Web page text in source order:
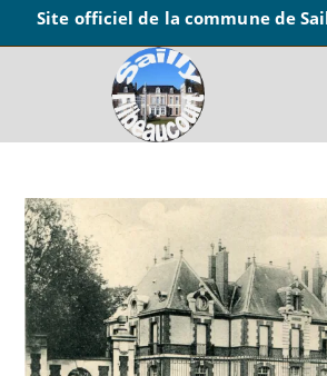
Site officiel de la commune de